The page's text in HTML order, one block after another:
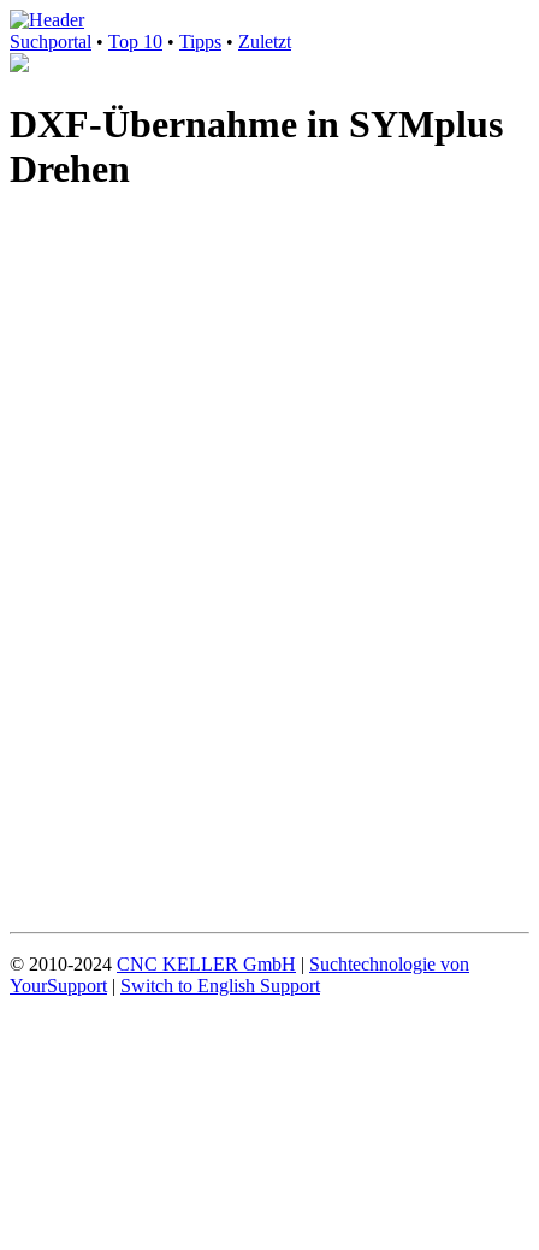
Suchportal • Top 10 • Tipps • Zuletzt
DXF-Übernahme in SYMplus
Drehen
© 2010-2024 CNC KELLER GmbH | Suchtechnologie von
YourSupport | Switch to English Support